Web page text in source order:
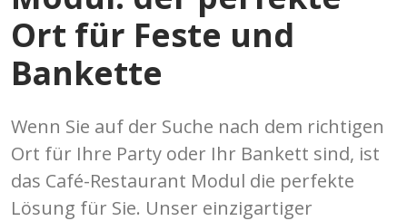
Ort für Feste und
Bankette
Wenn Sie auf der Suche nach dem richtigen
Ort für Ihre Party oder Ihr Bankett sind, ist
das Café-Restaurant Modul die perfekte
Lösung für Sie. Unser einzigartiger